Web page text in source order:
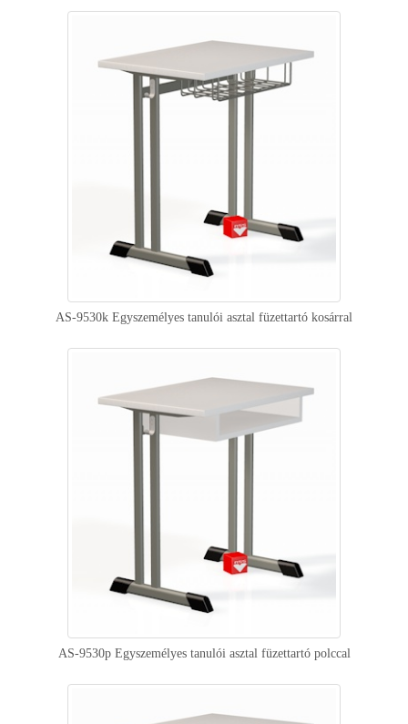
AS-9530k Egyszemélyes tanulói asztal füzettartó kosárral
AS-9530p Egyszemélyes tanulói asztal füzettartó polccal